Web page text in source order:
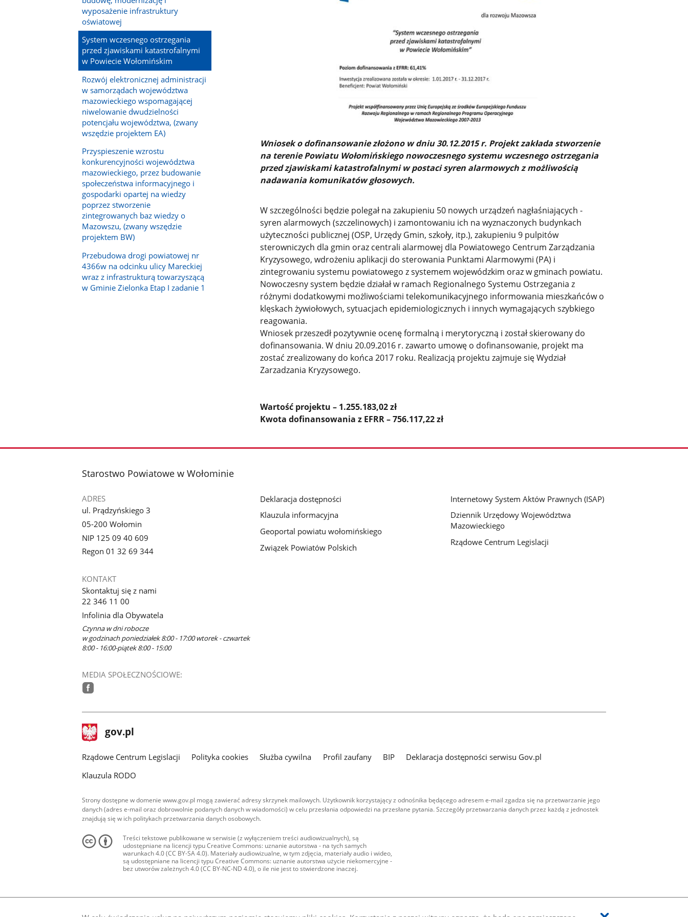
wyposażenie infrastruktury
oświatowej
System wczesnego ostrzegania
przed zjawiskami katastrofalnymi
w Powiecie Wołomińskim
Rozwój elektronicznej administracji
w samorządach województwa
mazowieckiego wspomagającej
niwelowanie dwudzielności
potencjału województwa, (zwany
wszędzie projektem EA)
Przyspieszenie wzrostu
konkurencyjności województwa
mazowieckiego, przez budowanie
społeczeństwa informacyjnego i
gospodarki opartej na wiedzy
poprzez stworzenie
zintegrowanych baz wiedzy o
Mazowszu, (zwany wszędzie
projektem BW)
Przebudowa drogi powiatowej nr
4366w na odcinku ulicy Mareckiej
wraz z infrastrukturą towarzyszącą
w Gminie Zielonka Etap I zadanie 1
Wniosek o dofinansowanie złożono w dniu 30.12.2015 r. Projekt zakłada stworzenie
na terenie Powiatu Wołomińskiego nowoczesnego systemu wczesnego ostrzegania
przed zjawiskami katastrofalnymi w postaci syren alarmowych z możliwością
nadawania komunikatów głosowych.
W szczególności będzie polegał na zakupieniu 50 nowych urządzeń nagłaśniających -
syren alarmowych (szczelinowych) i zamontowaniu ich na wyznaczonych budynkach
użyteczności publicznej (OSP, Urzędy Gmin, szkoły, itp.), zakupieniu 9 pulpitów
sterowniczych dla gmin oraz centrali alarmowej dla Powiatowego Centrum Zarządzania
Kryzysowego, wdrożeniu aplikacji do sterowania Punktami Alarmowymi (PA) i
zintegrowaniu systemu powiatowego z systemem wojewódzkim oraz w gminach powiatu.
Nowoczesny system będzie działał w ramach Regionalnego Systemu Ostrzegania z
różnymi dodatkowymi możliwościami telekomunikacyjnego informowania mieszkańców o
klęskach żywiołowych, sytuacjach epidemiologicznych i innych wymagających szybkiego
reagowania.
Wniosek przeszedł pozytywnie ocenę formalną i merytoryczną i został skierowany do
dofinansowania. W dniu 20.09.2016 r. zawarto umowę o dofinansowanie, projekt ma
zostać zrealizowany do końca 2017 roku. Realizacją projektu zajmuje się Wydział
Zarzadzania Kryzysowego.
Wartość projektu – 1.255.183,02 zł
Kwota dofinansowania z EFRR – 756.117,22 zł
stopka
Starostwo Powiatowe w Wołominie
ADRES
ul. Prądzyńskiego 3
05-200 Wołomin
NIP 125 09 40 609
Regon 01 32 69 344
KONTAKT
Skontaktuj się z nami
22 346 11 00
Infolinia dla Obywatela
Czynna w dni robocze
w godzinach poniedziałek 8:00 - 17:00 wtorek - czwartek
8:00 - 16:00-piątek 8:00 - 15:00
MEDIA SPOŁECZNOŚCIOWE:
Deklaracja dostępności
Klauzula informacyjna
Geoportal powiatu wołomińskiego
Związek Powiatów Polskich
Internetowy System Aktów Prawnych (ISAP)
Dziennik Urzędowy Województwa
Mazowieckiego
Rządowe Centrum Legislacji
stopka
gov.pl Strona
gov.pl
Rządowe Centrum Legislacji Polityka cookies Służba cywilna Profil zaufany BIP
Deklaracja dostępności serwisu Gov.pl
Klauzula RODO
Strony dostępne w domenie www.gov.pl mogą zawierać adresy skrzynek mailowych. Użytkownik korzystający z odnośnika będącego adresem e-mail zgadza się na przetwarzanie jego
danych (adres e-mail oraz dobrowolnie podanych danych w wiadomości) w celu przesłania odpowiedzi na przesłane pytania. Szczegóły przetwarzania danych przez każdą z jednostek
znajdują się w ich politykach przetwarzania danych osobowych.
Treści tekstowe publikowane w serwisie (z wyłączeniem treści audiowizualnych), są
udostępniane na licencji typu Creative Commons: uznanie autorstwa - na tych samych
warunkach 4.0 (CC BY-SA 4.0). Materiały audiowizualne, w tym zdjęcia, materiały audio i wideo,
są udostępniane na licencji typu Creative Commons: uznanie autorstwa użycie niekomercyjne -
bez utworów zależnych 4.0 (CC BY-NC-ND 4.0), o ile nie jest to stwierdzone inaczej.